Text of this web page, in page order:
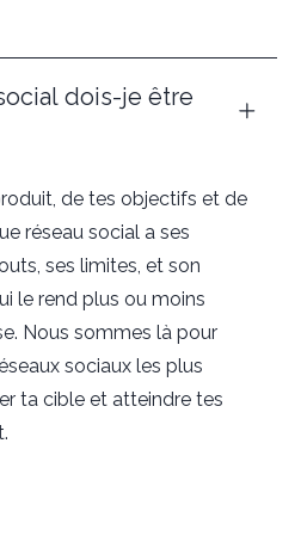
dois-je être
de tes objectifs et de
réseau social a ses
ses limites, et son
le rend plus ou moins
Nous sommes là pour
sociaux les plus
ta cible et atteindre tes